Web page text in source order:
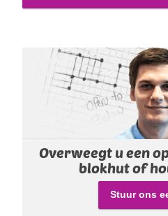
Overweegt u een
blokhut of
Stuur ons